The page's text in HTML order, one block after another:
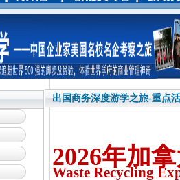
出国商务深度游学之旅-重点
2026年加
Waste Recycling